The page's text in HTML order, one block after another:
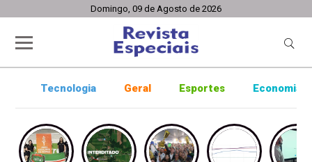
Domingo, 09 de Agosto de 2026
Tecnologia Geral Esportes Economia